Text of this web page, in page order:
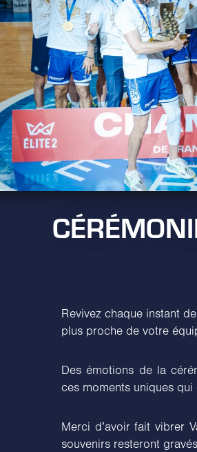
Revivez chaque instant
plus proche de votre
Des émotions de la
ces moments uniques
Merci d’avoir fait vibrer
souvenirs resteront